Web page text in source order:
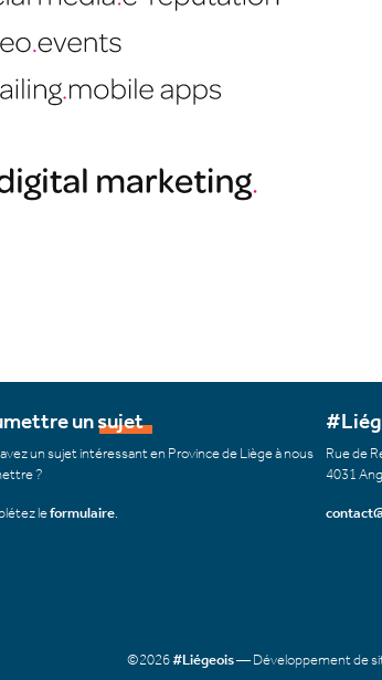
un sujet
un sujet intéressant en Province de Liège à nous
?
leformulaire
Rue de
4031
©2026#Liégeois— Développement de